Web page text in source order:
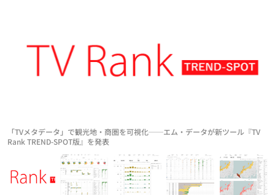
「TVメタデータ」で観光地・商圏を可視化──エム・データが新ツール『TV
Rank TREND-SPOT版』を発表